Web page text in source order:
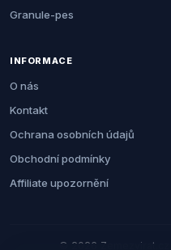
Granule-pes
INFORMACE
O nás
Kontakt
Ochrana osobních údajů
Obchodní podmínky
Affiliate upozornění
© 2026